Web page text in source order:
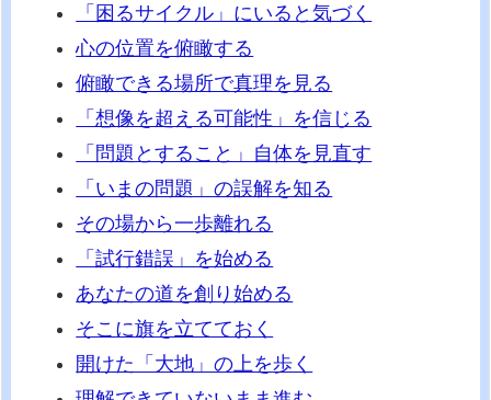
「困るサイクル」にいると気づく
心の位置を俯瞰する
俯瞰できる場所で真理を見る
「想像を超える可能性」を信じる
「問題とすること」自体を見直す
「いまの問題」の誤解を知る
その場から一歩離れる
「試行錯誤」を始める
あなたの道を創り始める
そこに旗を立てておく
開けた「大地」の上を歩く